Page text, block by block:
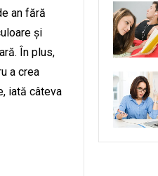
an fără
și
În plus,
a crea
iată câteva